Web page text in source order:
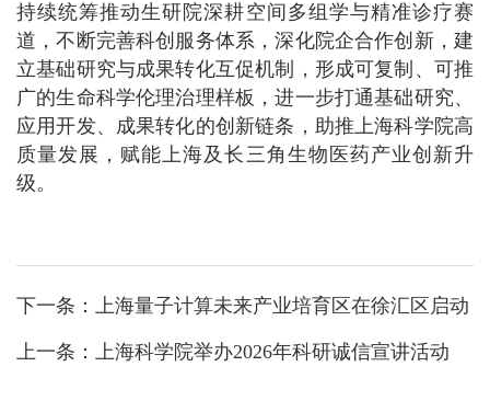
持续统筹推动生研院深耕空间多组学与精准诊疗赛
道，不断完善科创服务体系，深化院企合作创新，建
立基础研究与成果转化互促机制，形成可复制、可推
广的生命科学伦理治理样板，进一步打通基础研究、
应用开发、成果转化的创新链条，助推上海科学院高
质量发展，赋能上海及长三角生物医药产业创新升
级。
下一条： 上海量子计算未来产业培育区在徐汇区启动
上一条： 上海科学院举办2026年科研诚信宣讲活动